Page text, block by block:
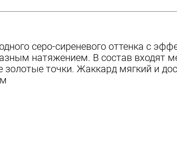
серо-сиреневого оттенка с
натяжением. В состав входят
золотые точки. Жаккард мягкий и